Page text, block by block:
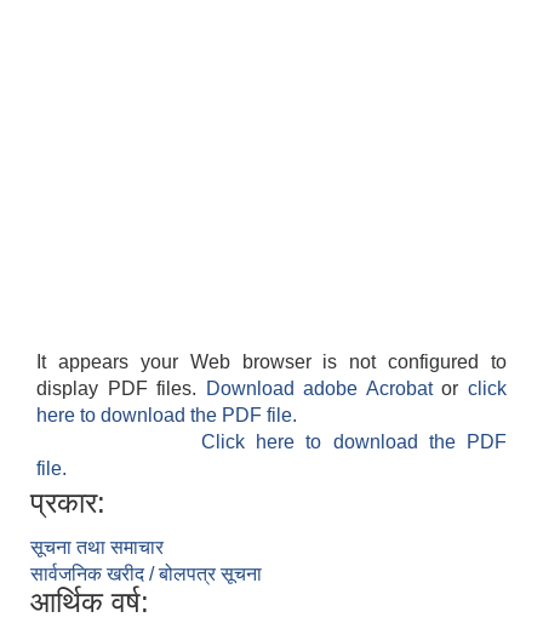
It appears your Web browser is not configured to
display PDF files.
Download adobe Acrobatorclick
here to download the PDF file.
Click here to download the PDF
file.
प्रकार:
सूचना तथा समाचार
सार्वजनिक खरीद / बोलपत्र सूचना
आर्थिक वर्ष: